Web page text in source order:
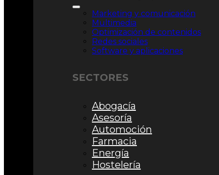
Marketing y comunicación
Multimedia
Optimización de contenidos
Redes sociales
Software y aplicaciones
SECTORES
Abogacía
Asesoría
Automoción
Farmacia
Energía
Hostelería